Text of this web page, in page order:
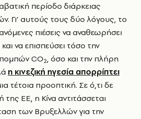
περίοδο διάρκειας
Γι’ αυτούς τους δύο λόγους, το
πιέσεις να αναθεωρήσει
να επισπεύσει τόσο την
CO2, όσο και την πλήρη
η κινεζική ηγεσία απορρίπτει
τέτοια προοπτική. Σε ό,τι δε
ΕΕ, η Κίνα αντιτάσσεται
των Βρυξελλών για την